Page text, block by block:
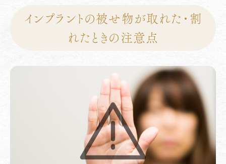
インプラントの被せ物が取れた・割
れたときの注意点